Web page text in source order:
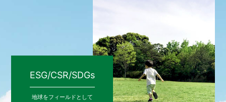
ESG/CSR/SDGs
地球をフィールドとして